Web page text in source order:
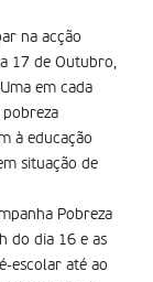
na acção
17 de Outubro,
em cada
pobreza
à educação
situação de
Pobreza
do dia 16 e as
escolar até ao